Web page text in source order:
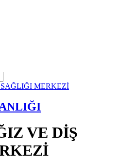
VE DİŞ